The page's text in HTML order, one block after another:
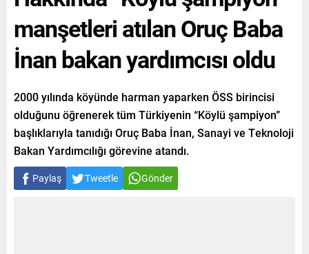
manşetleri atılan Oruç Baba
İnan bakan yardımcısı oldu
2000 yılında köyünde harman yaparken ÖSS birincisi
olduğunu öğrenerek tüm Türkiyenin “Köylü şampiyon”
başlıklarıyla tanıdığı Oruç Baba İnan, Sanayi ve Teknoloji
Bakan Yardımcılığı görevine atandı.
Paylaş Tweetle Gönder